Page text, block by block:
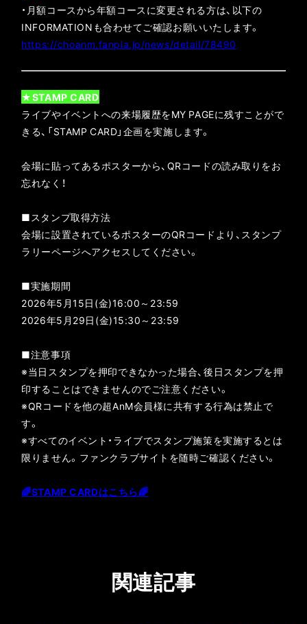
・月額コースから年額コースに変更される方は、以下の
INFORMATIONも合わせてご確認お願いいたします。
https://choanm.fanpla.jp/news/detail/78490
★STAMP CARD
ライブやイベントへの来場履歴をMY PAGEに残すことがで
きる、「STAMP CARD」企画を実施します。
会場に貼ってあるポスターから、QRコードの読み取りをお
忘れなく！
■スタンプ取得方法
会場に設置されているポスターのQRコードより、スタンプ
ラリーページへアクセスしてください。
■実施期間
2026年5月15日(金)16:00～23:59
2026年5月29日(金)15:30～23:59
■注意事項
※当日スタンプを押印できなかった場合、後日スタンプを押
印することはできませんのでご注意ください。
※QRコードを他の超AnM会員様に共有する行為は禁止で
す。
※すべてのイベント・ライブでスタンプ施策を実施するとは
限りません。ファンクラブサイトを随時ご確認ください。
🌈STAMP CARDはこちら🌈
関連記事